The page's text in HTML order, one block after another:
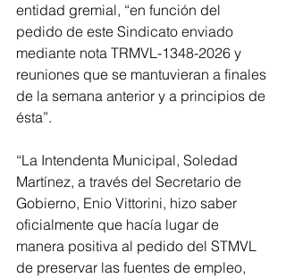
entidad gremial, “en función del
pedido de este Sindicato enviado
mediante nota TRMVL-1348-2026 y
reuniones que se mantuvieran a finales
de la semana anterior y a principios de
ésta”.
“La Intendenta Municipal, Soledad
Martínez, a través del Secretario de
Gobierno, Enio Vittorini, hizo saber
oficialmente que hacía lugar de
manera positiva al pedido del STMVL
de preservar las fuentes de empleo,